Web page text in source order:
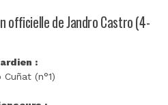
officielle de Jandro Castro (4-
:
Cuñat (n°1)